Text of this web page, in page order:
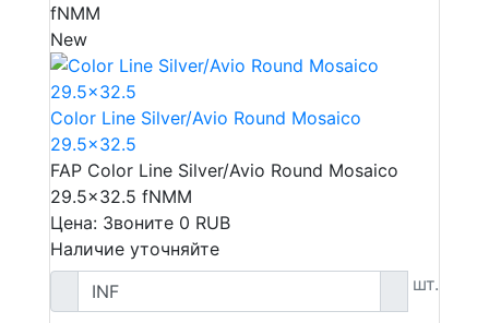
fNMM
New
Color Line Silver/Avio Round Mosaico
29.5x32.5
FAP Color Line Silver/Avio Round Mosaico
29.5x32.5 fNMM
Цена: Звоните 0 RUB
Наличие уточняйте
шт.